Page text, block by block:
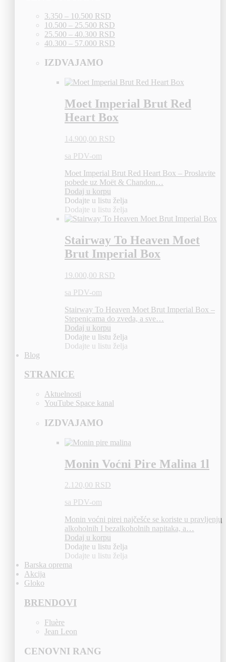
3.350 – 10.500 RSD
10.500 – 25.500 RSD
25.500 – 40.300 RSD
40.300 – 57.000 RSD
IZDVAJAMO
Moet Imperial Brut Red
Heart Box
14.900,00 RSD
sa PDV-om
Moet Imperial Brut Red Heart Box – Proslavite
pobede uz Moët & Chandon…
Dodaj u korpu
Dodajte u listu želja
Dodajte u listu želja
Stairway To Heaven Moet
Brut Imperial Box
19.000,00 RSD
sa PDV-om
Stairway To Heaven Moet Brut Imperial Box –
Stepenicama do zveda, a sve…
Dodaj u korpu
Dodajte u listu želja
Dodajte u listu želja
Blog
STRANICE
Aktuelnosti
YouTube Space kanal
IZDVAJAMO
Monin Voćni Pire Malina 1l
2.120,00 RSD
sa PDV-om
Monin voćni pirei najčešće se koriste u pravljenju
alkoholnih I bezalkoholnih napitaka, a…
Dodaj u korpu
Dodajte u listu želja
Dodajte u listu želja
Barska oprema
Akcija
Gloko
BRENDOVI
Fluère
Jean Leon
CENOVNI RANG